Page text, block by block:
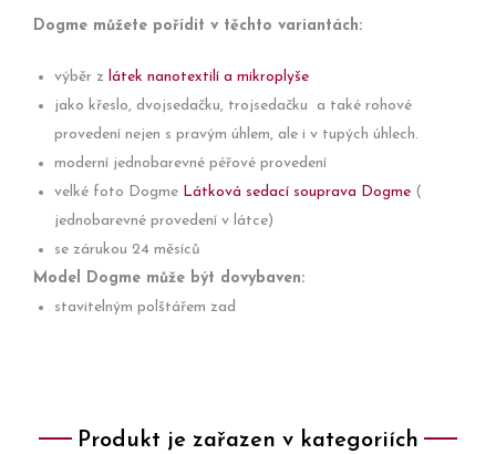
měkká.
Dogme můžete pořídit v těchto variantách:
výběr z látek nanotextilí a mikroplyše
jako křeslo, dvojsedačku, trojsedačku a také rohové
provedení nejen s pravým úhlem, ale i v tupých úhlech.
moderní jednobarevné péřové provedení
velké foto Dogme Látková sedací souprava Dogme (
jednobarevné provedení v látce)
se zárukou 24 měsíců
Model Dogme může být dovybaven:
stavitelným polštářem zad
Produkt je zařazen v kategoriích